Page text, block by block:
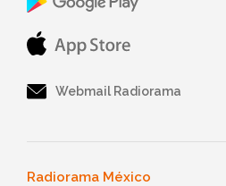
Webmail Radiorama
Radiorama México